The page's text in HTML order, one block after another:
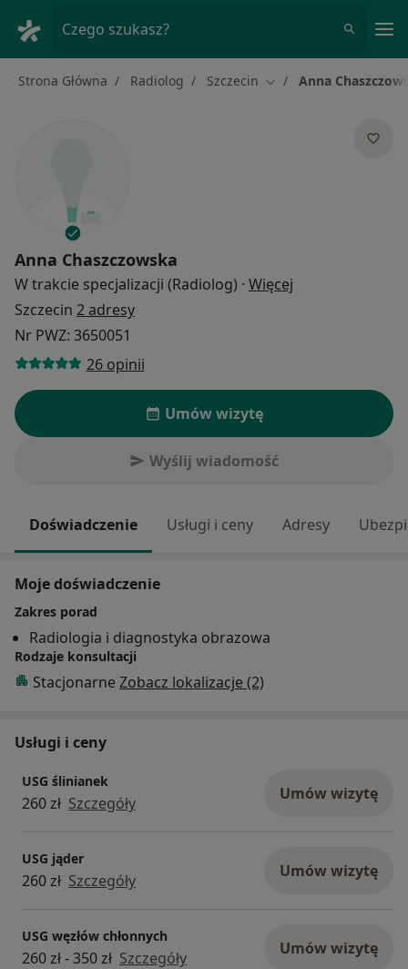
Czego szukasz?
Strona Główna Radiolog Szczecin Zmień miasto
Anna
Anna Chaszczowska
W trakcie specjalizacji (Radiolog) · Więcej
Szczecin 2 adresy
Nr PWZ: 3650051
26 opinii
Umów wizytę
Wyślij wiadomość
Doświadczenie Usługi i ceny Adresy
Moje doświadczenie
Zakres porad
Radiologia i diagnostyka obrazowa
Rodzaje konsultacji
Stacjonarne Zobacz lokalizacje (2)
Usługi i ceny
USG ślinianek
260 zł Szczegóły Umów wizytę
USG jąder
260 zł Szczegóły Umów wizytę
USG węzłów chłonnych
260 zł - 350 zł Szczegóły Umów wizytę